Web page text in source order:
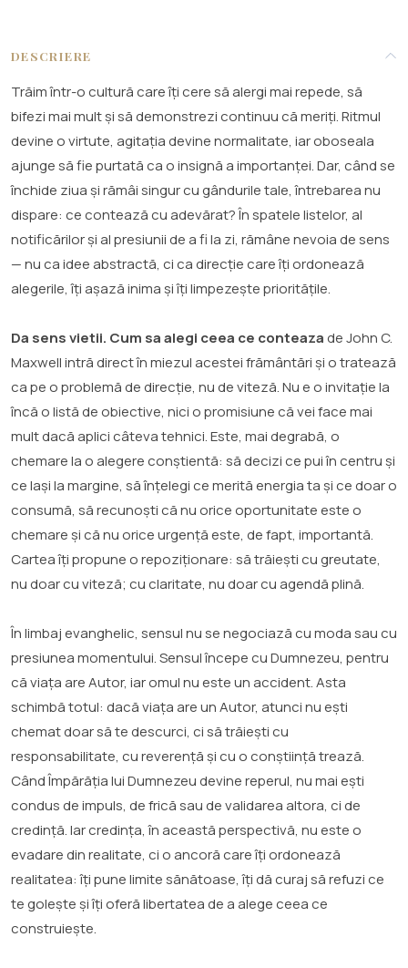
DESCRIERE
Trăim într-o cultură care îți cere să alergi mai repede, să
bifezi mai mult și să demonstrezi continuu că meriți. Ritmul
devine o virtute, agitația devine normalitate, iar oboseala
ajunge să fie purtată ca o insignă a importanței. Dar, când se
închide ziua și rămâi singur cu gândurile tale, întrebarea nu
dispare: ce contează cu adevărat? În spatele listelor, al
notificărilor și al presiunii de a fi la zi, rămâne nevoia de sens
— nu ca idee abstractă, ci ca direcție care îți ordonează
alegerile, îți așază inima și îți limpezește prioritățile.
Da sens vietii. Cum sa alegi ceea ce conteaza de John C.
Maxwell intră direct în miezul acestei frământări și o tratează
ca pe o problemă de direcție, nu de viteză. Nu e o invitație la
încă o listă de obiective, nici o promisiune că vei face mai
mult dacă aplici câteva tehnici. Este, mai degrabă, o
chemare la o alegere conștientă: să decizi ce pui în centru și
ce lași la margine, să înțelegi ce merită energia ta și ce doar o
consumă, să recunoști că nu orice oportunitate este o
chemare și că nu orice urgență este, de fapt, importantă.
Cartea îți propune o repoziționare: să trăiești cu greutate,
nu doar cu viteză; cu claritate, nu doar cu agendă plină.
În limbaj evanghelic, sensul nu se negociază cu moda sau cu
presiunea momentului. Sensul începe cu Dumnezeu, pentru
că viața are Autor, iar omul nu este un accident. Asta
schimbă totul: dacă viața are un Autor, atunci nu ești
chemat doar să te descurci, ci să trăiești cu
responsabilitate, cu reverență și cu o conștiință trează.
Când Împărăția lui Dumnezeu devine reperul, nu mai ești
condus de impuls, de frică sau de validarea altora, ci de
credință. Iar credința, în această perspectivă, nu este o
evadare din realitate, ci o ancoră care îți ordonează
realitatea: îți pune limite sănătoase, îți dă curaj să refuzi ce
te golește și îți oferă libertatea de a alege ceea ce
construiește.